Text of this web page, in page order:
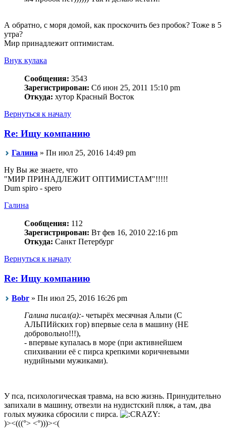
А обратно, с моря домой, как проскочить без пробок? Тоже в 5
утра?
Мир принадлежит оптимистам.
Внук кулака
Сообщения: 3543
Зарегистрирован: Сб июн 25, 2011 15:10 pm
Откуда: хутор Красный Восток
Вернуться к началу
Re: Ищу компанию
Галина » Пн июл 25, 2016 14:49 pm
Ну Вы же знаете, что
"МИР ПРИНАДЛЕЖИТ ОПТИМИСТАМ"!!!!!
Dum spiro - spero
Галина
Сообщения: 112
Зарегистрирован: Вт фев 16, 2010 22:16 pm
Откуда: Санкт Петербург
Вернуться к началу
Re: Ищу компанию
Bobr » Пн июл 25, 2016 16:26 pm
Галина писал(а):- четырёх месячная Альпи (С
АЛЬПИйских гор) впервые села в машину (НЕ
добровольно!!!),
- впервые купалась в море (при активнейшем
спихивании её с пирса крепкими коричневыми
нудийными мужиками).
У пса, психологическая травма, на всю жизнь. Принудительно
запихали в машину, отвезли на нудистский пляж, а там, два
голых мужика сбросили с пирса.
)><(((°> <°)))><(